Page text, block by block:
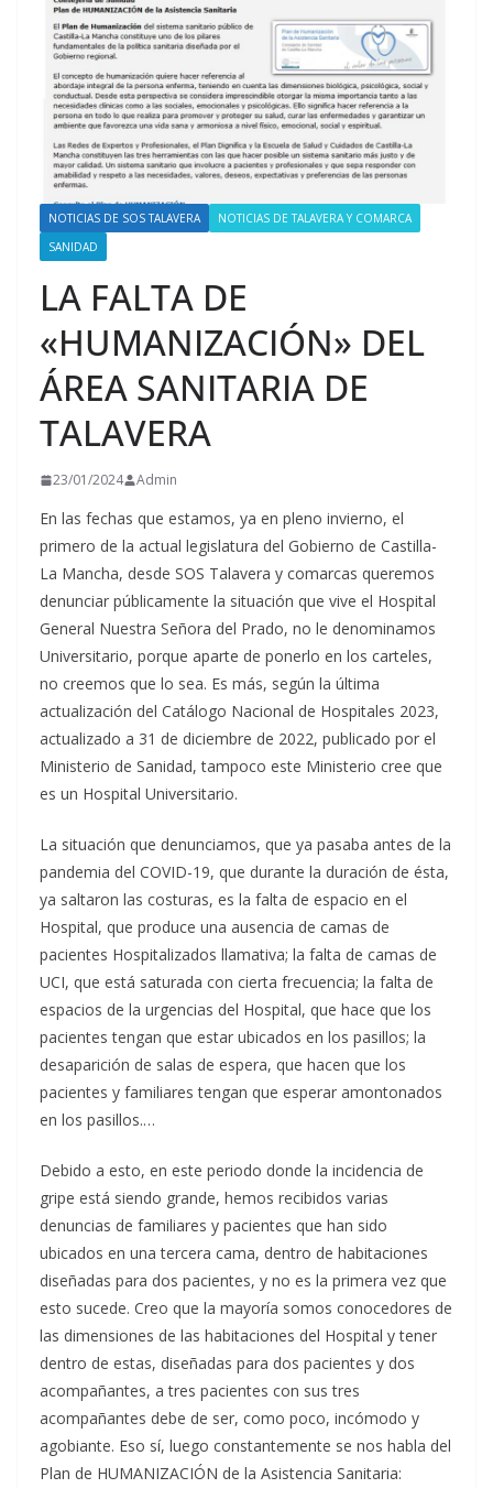
NOTICIAS DE SOS TALAVERA
NOTICIAS DE TALAVERA Y COMARCA
SANIDAD
LA FALTA DE
«HUMANIZACIÓN» DEL
ÁREA SANITARIA DE
TALAVERA
23/01/2024 Admin
En las fechas que estamos, ya en pleno invierno, el
primero de la actual legislatura del Gobierno de Castilla-
La Mancha, desde SOS Talavera y comarcas queremos
denunciar públicamente la situación que vive el Hospital
General Nuestra Señora del Prado, no le denominamos
Universitario, porque aparte de ponerlo en los carteles,
no creemos que lo sea. Es más, según la última
actualización del Catálogo Nacional de Hospitales 2023,
actualizado a 31 de diciembre de 2022, publicado por el
Ministerio de Sanidad, tampoco este Ministerio cree que
es un Hospital Universitario.
La situación que denunciamos, que ya pasaba antes de la
pandemia del COVID-19, que durante la duración de ésta,
ya saltaron las costuras, es la falta de espacio en el
Hospital, que produce una ausencia de camas de
pacientes Hospitalizados llamativa; la falta de camas de
UCI, que está saturada con cierta frecuencia; la falta de
espacios de la urgencias del Hospital, que hace que los
pacientes tengan que estar ubicados en los pasillos; la
desaparición de salas de espera, que hacen que los
pacientes y familiares tengan que esperar amontonados
en los pasillos.…
Debido a esto, en este periodo donde la incidencia de
gripe está siendo grande, hemos recibidos varias
denuncias de familiares y pacientes que han sido
ubicados en una tercera cama, dentro de habitaciones
diseñadas para dos pacientes, y no es la primera vez que
esto sucede. Creo que la mayoría somos conocedores de
las dimensiones de las habitaciones del Hospital y tener
dentro de estas, diseñadas para dos pacientes y dos
acompañantes, a tres pacientes con sus tres
acompañantes debe de ser, como poco, incómodo y
agobiante. Eso sí, luego constantemente se nos habla del
Plan de HUMANIZACIÓN de la Asistencia Sanitaria: